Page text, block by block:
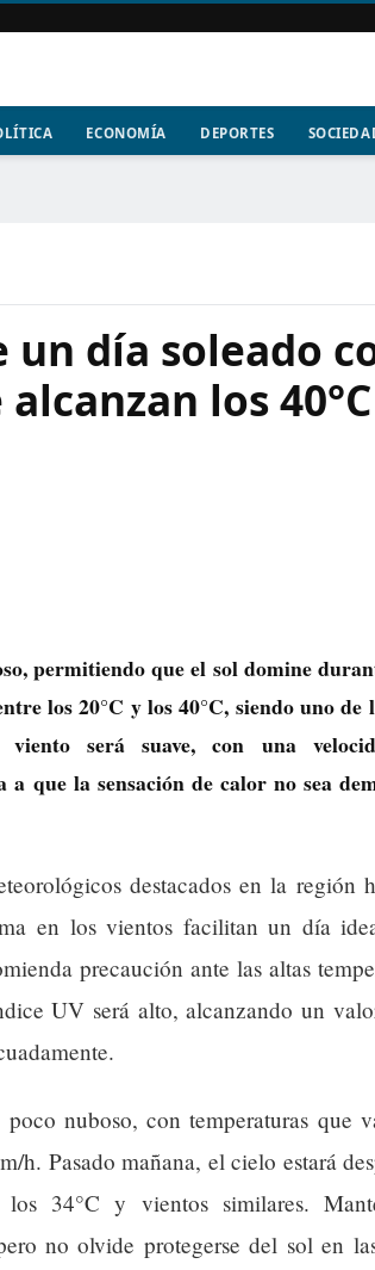
ECONOMÍA DEPORTES
día soleado
los 40°C
permitiendo que el sol domine
los 20°C y los 40°C, siendo uno de
será suave, con una
que la sensación de calor no sea
destacados en la región
en los vientos facilitan un día
precaución ante las altas
UV será alto, alcanzando un
nuboso, con temperaturas que
h. Pasado mañana, el cielo estará
34°C y vientos similares.
no olvide protegerse del sol en